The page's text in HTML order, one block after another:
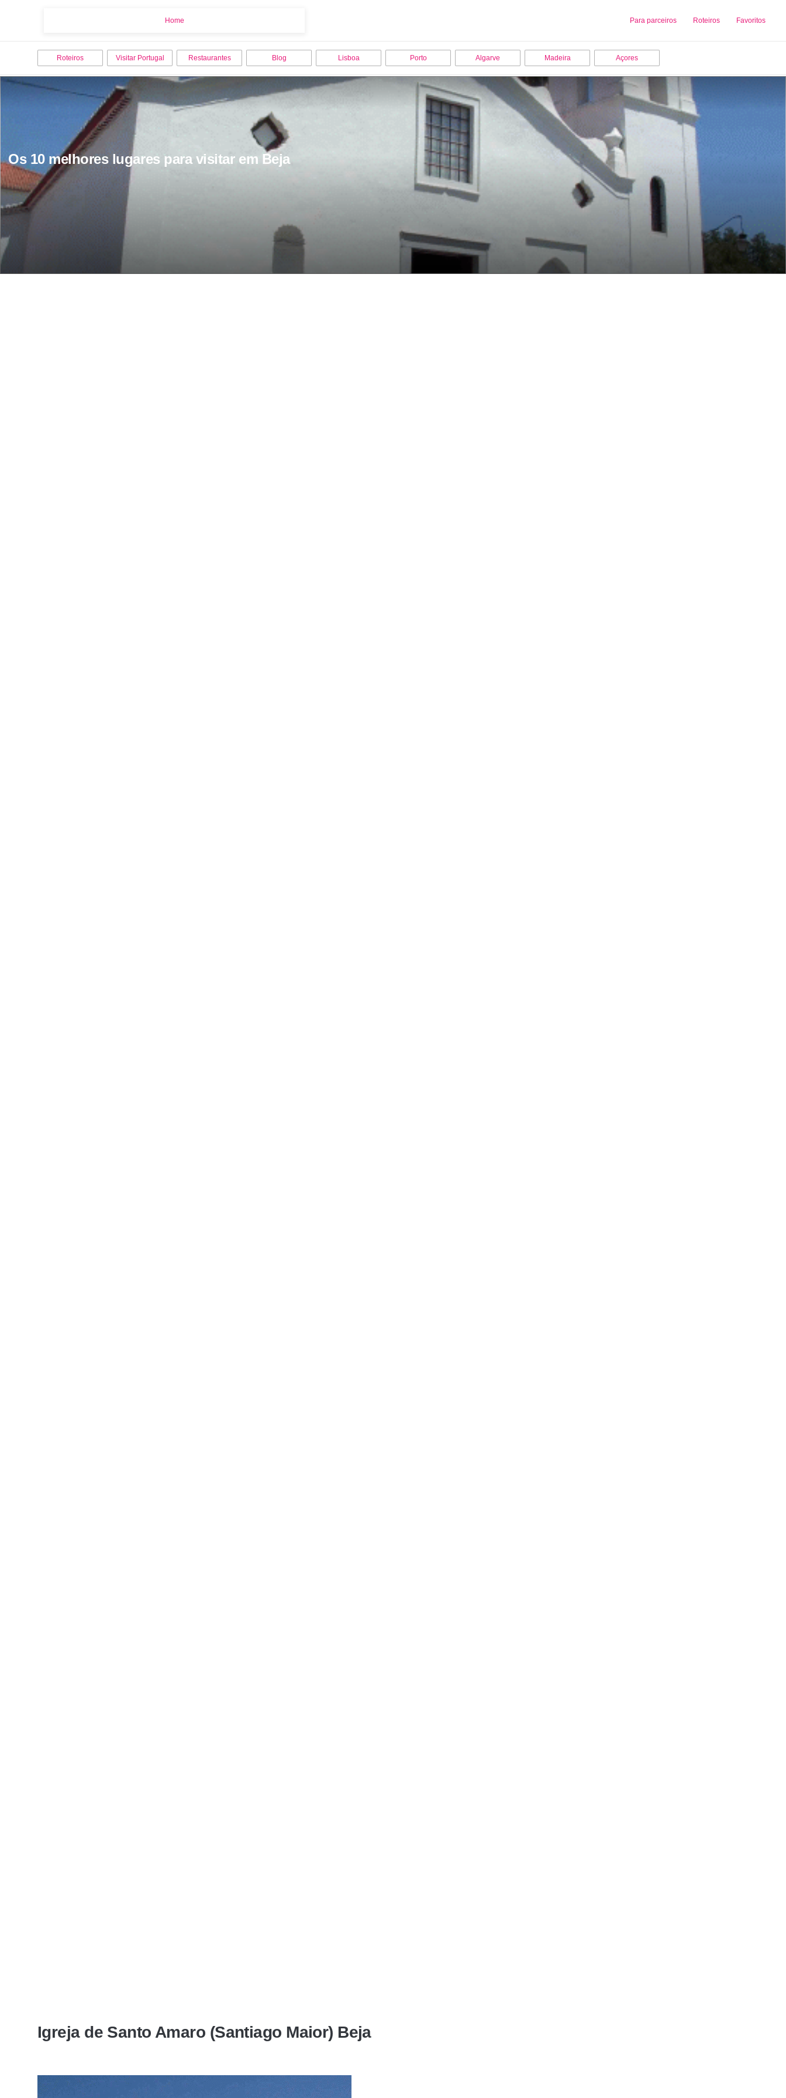
Home Para parceiros Roteiros Favoritos
Sobre nós Adicionar uma Empresa
Roteiros Visitar Portugal Restaurantes Blog Lisboa Porto Algarve Madeira Açores
Os 10 melhores lugares para visitar em Beja
Igreja de Santo Amaro (Santiago Maior) Beja